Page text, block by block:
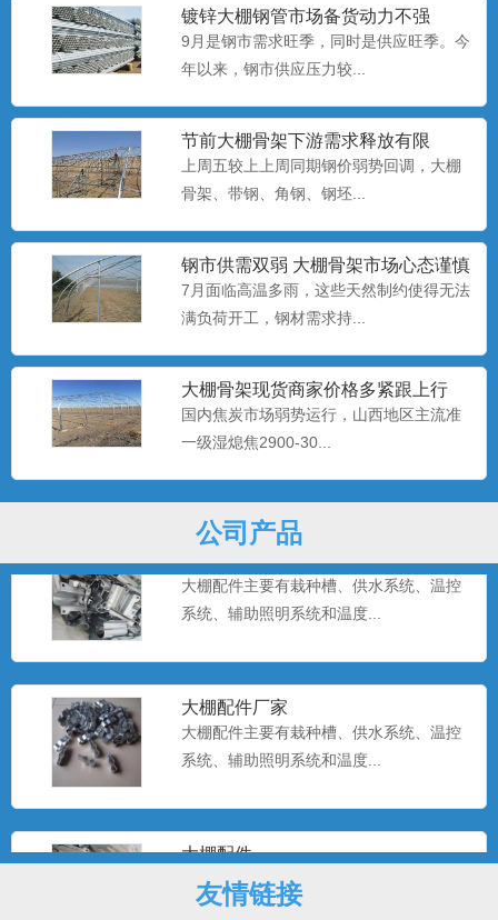
镀锌大棚钢管​市场备货动力不强
9月是钢市需求旺季，同时是供应旺季。今
年以来，钢市供应压力较...
节前大棚骨架下游需求释放有限
上周五较上上周同期钢价弱势回调，大棚
骨架、​带钢、角钢、钢坯...
钢市供需双弱 大棚骨架市场心态谨慎
偏悲观
7月面临高温多雨，这些天然制约使得无法
满负荷开工，钢材需求持...
大棚骨架​现货商家价格多紧跟上行
国内焦炭市场弱势运行，山西地区主流准
一级湿熄焦2900-30...
公司产品
节给开放式或半开放式畜禽...
养殖大棚厂家
养殖大棚也称暖棚养殖，是指在寒冷的季
节给开放式或半开放式畜禽...
养殖大棚
养殖大棚也称暖棚养殖，是指在寒冷的季
节给开放式或半开放式畜禽...
大棚配件厂
温室大棚配件
大棚配件主要有栽种槽、供水系统、温控
系统、辅助照明系统和温度...
大棚配件厂家
大棚配件主要有栽种槽、供水系统、温控
系统、辅助照明系统和温度...
大棚配件
大棚配件主要有栽种槽、供水系统、温控
系统、辅助照明系统和温度...
友情链接